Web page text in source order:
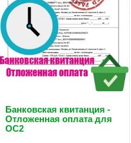
Банковская квитанция -
Отложенная оплата для
OC2